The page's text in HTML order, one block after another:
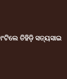
ତିହିଡି଼ ସତ୍ୟସାଇ